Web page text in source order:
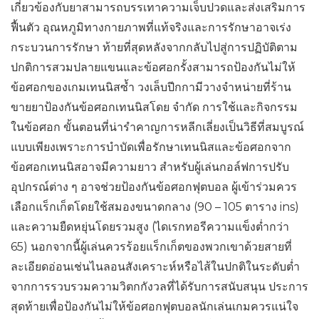
เกี่ยวข้องกับยาสามารถบรรเทาความเจ็บปวดและส่งเสริมการ
ฟื้นตัว อุณหภูมิทางกายภาพที่แท้จริงและการรักษาอาจเร่ง
กระบวนการรักษา ท้ายที่สุดหลังจากกลับไปสู่การปฏิบัติตาม
ปกติการสวมปลายแขนและข้อศอกรั้งสามารถป้องกันไม่ให้
ข้อศอกของเกมเทนนิสซ้ำ วงเล็บปีกกามีวางจำหน่ายที่ร้าน
ขายยาป้องกันข้อศอกเทนนิสโดย จำกัด การใช้และกิจกรรม
ในข้อศอก ขั้นตอนที่น่ารำคาญการหลีกเลี่ยงเป็นวิธีที่สมบูรณ์
แบบเพียงเพราะการบำบัดเพื่อรักษาเทนนิสและข้อศอกจาก
ข้อศอกเทนนิสอาจมีความยาว สำหรับผู้เล่นกอล์ฟการปรับ
อุปกรณ์ต่าง ๆ อาจช่วยป้องกันข้อศอกฟุตบอล ผู้เข้าร่วมควร
เลือกแร็กเก็ตโดยใช้สมองขนาดกลาง (90 – 105 ตาราง ins)
และความยืดหยุ่นโดยรวมสูง (ไดเรกทอรีความแข็งต่ำกว่า
65) นอกจากนี้ผู้เล่นควรร้อยแร็กเก็ตของพวกเขาด้วยสายที่
ละเอียดอ่อนเช่นไนลอนสังเคราะห์หรือไส้ในปกติในระดับต่ำ
จากการรวบรวมความวิตกกังวลที่ได้รับการสนับสนุน ประการ
สุดท้ายเพื่อป้องกันไม่ให้ข้อศอกฟุตบอลนักเล่นเกมควรแน่ใจ